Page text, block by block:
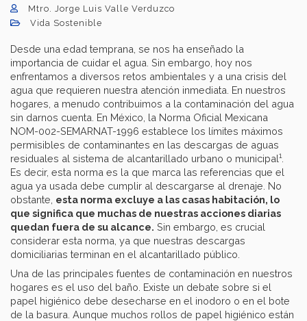
Mtro. Jorge Luis Valle Verduzco
Vida Sostenible
Desde una edad temprana, se nos ha enseñado la
importancia de cuidar el agua. Sin embargo, hoy nos
enfrentamos a diversos retos ambientales y a una crisis del
agua que requieren nuestra atención inmediata. En nuestros
hogares, a menudo contribuimos a la contaminación del agua
sin darnos cuenta. En México, la Norma Oficial Mexicana
NOM-002-SEMARNAT-1996 establece los límites máximos
permisibles de contaminantes en las descargas de aguas
residuales al sistema de alcantarillado urbano o municipal1.
Es decir, esta norma es la que marca las referencias que el
agua ya usada debe cumplir al descargarse al drenaje. No
obstante, esta norma excluye a las casas habitación, lo
que significa que muchas de nuestras acciones diarias
quedan fuera de su alcance. Sin embargo, es crucial
considerar esta norma, ya que nuestras descargas
domiciliarias terminan en el alcantarillado público.
Una de las principales fuentes de contaminación en nuestros
hogares es el uso del baño. Existe un debate sobre si el
papel higiénico debe desecharse en el inodoro o en el bote
de la basura. Aunque muchos rollos de papel higiénico están